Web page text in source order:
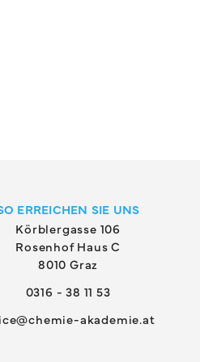
ERREICHEN SIE UNS
Körblergasse 106
Rosenhof Haus C
8010 Graz
0316 - 38 11 53
akademie.at